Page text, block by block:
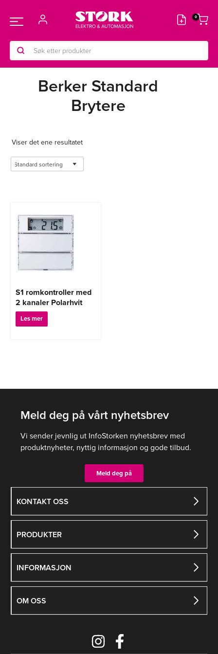
rett
innholdet
Main
Menu
Products
search
Berker Standard
Brytere
Viser det ene resultatet
S1 romkontroller med
2 kanaler Polarhvit
Les mer
KONTAKT OSS
PRODUKTER
INFORMASJON
OM OSS
Meld deg på vårt nyhetsbrev
Vi sender jevnlig ut InfoStorken nyhetsbrev med
produktnyheter, nyttig informasjon og gode tilbud.
Meld deg på